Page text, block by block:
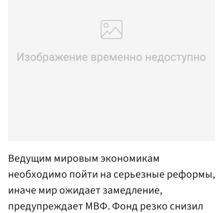
Ведущим мировым экономикам
необходимо пойти на серьезные реформы,
иначе мир ожидает замедление,
предупреждает МВФ. Фонд резко снизил